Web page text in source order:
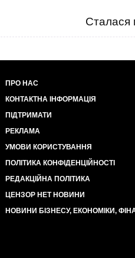
Сталася
ПРО НАС
КОНТАКТНА ІНФОРМАЦІЯ
ПІДТРИМАТИ
РЕКЛАМА
УМОВИ КОРИСТУВАННЯ
ПОЛІТИКА КОНФІДЕНЦІЙНОСТІ
РЕДАКЦІЙНА ПОЛІТИКА
ЦЕНЗОР НЕТ НОВИНИ
НОВИНИ БІЗНЕСУ, ЕКОНОМІКИ,